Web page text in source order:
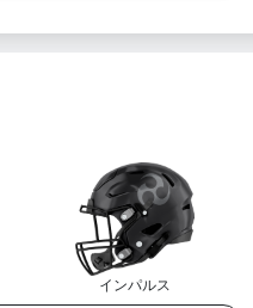
インパルス